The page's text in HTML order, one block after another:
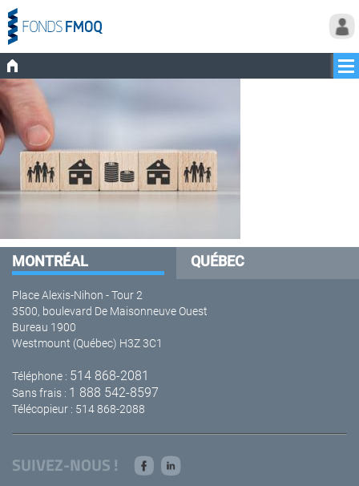
MONTRÉAL QUÉBEC
Place Alexis-Nihon - Tour 2
3500, boulevard De Maisonneuve Ouest
Bureau 1900
Westmount (Québec) H3Z 3C1
Téléphone : 514 868-2081
Sans frais : 1 888 542-8597
Télécopieur : 514 868-2088
SUIVEZ-NOUS !